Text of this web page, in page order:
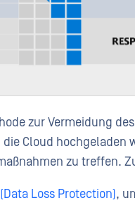
zur Vermeidung
die Cloud
zu treffen.
Loss Protection),